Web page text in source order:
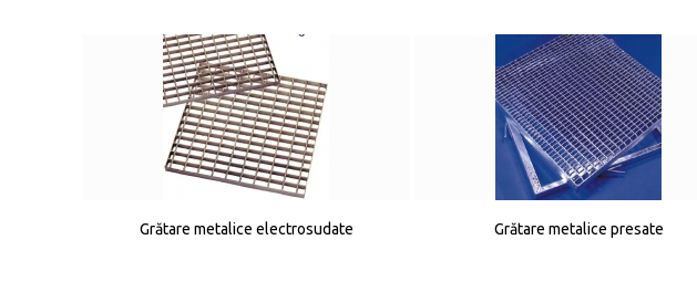
Grătare metalice electrosudate Grătare metalice presate